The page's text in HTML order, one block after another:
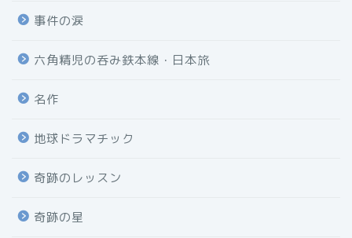
事件の涙
六角精児の呑み鉄本線・日本旅
名作
地球ドラマチック
奇跡のレッスン
奇跡の星